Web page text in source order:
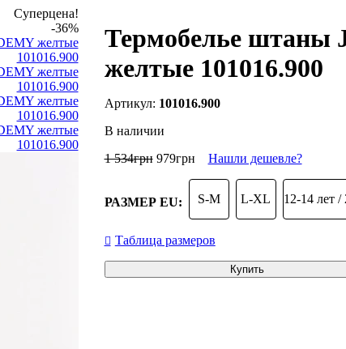
Суперцена!
-36%
Термобелье штаны
желтые 101016.900
101016.900
В наличии
1 534грн 979грн Нашли дешевле?
РАЗМЕР EU: S-M L-XL 12-14 лет
Таблица размеров
Купить